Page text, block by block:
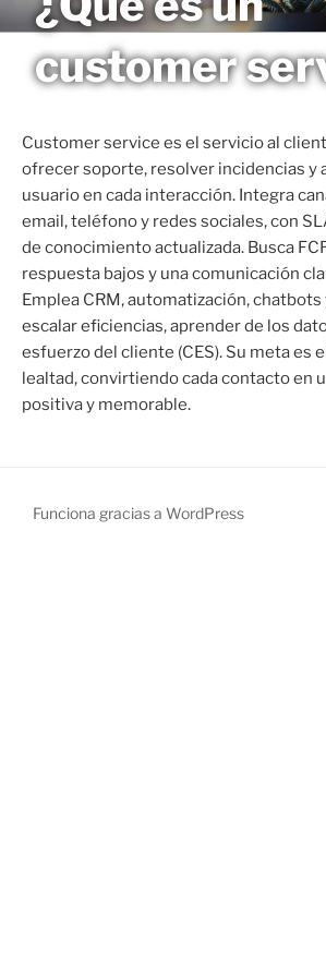
Saltar
al
contenido
MAGNETO
customer
Customer service es el servicio al
ofrecer soporte, resolver incidencias y
usuario en cada interacción. Integra
email, teléfono y redes sociales, con
de conocimiento actualizada. Busca
respuesta bajos y una comunicación
Emplea CRM, automatización,
escalar eficiencias, aprender de los
esfuerzo del cliente (CES). Su meta es
lealtad, convirtiendo cada contacto en
positiva y memorable.
Funciona gracias a WordPress